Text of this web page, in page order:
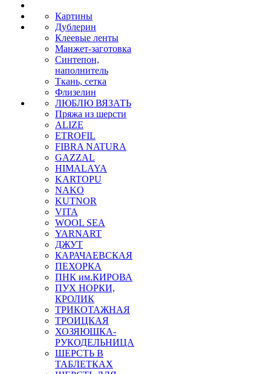
Картины
Дублерин
Клеевые ленты
Манжет-заготовка
Синтепон,
наполнитель
Ткань, сетка
Флизелин
ЛЮБЛЮ ВЯЗАТЬ
Пряжа из шерсти
ALIZE
ETROFIL
FIBRA NATURA
GAZZAL
HIMALAYA
KARTOPU
NAKO
KUTNOR
VITA
WOOL SEA
YARNART
ДЖУТ
КАРАЧАЕВСКАЯ
ПЕХОРКА
ПНК им.КИРОВА
ПУХ НОРКИ,
КРОЛИК
ТРИКОТАЖНАЯ
ТРОИЦКАЯ
ХОЗЯЮШКА-
РУКОДЕЛЬНИЦА
ШЕРСТЬ В
ТАБЛЕТКАХ